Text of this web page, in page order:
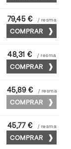
63 x 88
79,45 € / resma
COMPRAR
52 x 70
48,31 € / resma
COMPRAR
52 x 70
45,89 € / resma
COMPRAR
45 x 64
45,77 € / resma
COMPRAR